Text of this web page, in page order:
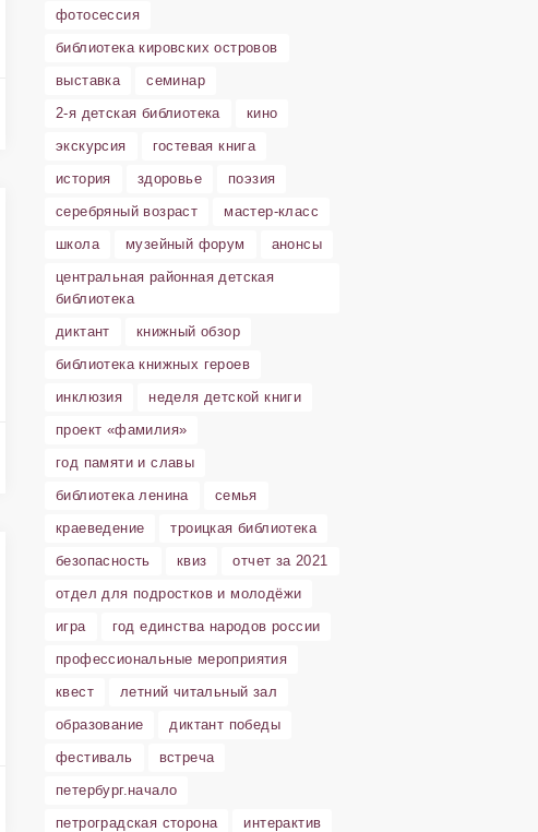
фотосессия
библиотека кировских островов
выставка
семинар
2-я детская библиотека
кино
экскурсия
гостевая книга
история
здоровье
поэзия
серебряный возраст
мастер-класс
школа
музейный форум
анонсы
центральная районная детская
библиотека
диктант
книжный обзор
библиотека книжных героев
инклюзия
неделя детской книги
проект «фамилия»
год памяти и славы
библиотека ленина
семья
краеведение
троицкая библиотека
безопасность
квиз
отчет за 2021
отдел для подростков и молодёжи
игра
год единства народов россии
профессиональные мероприятия
квест
летний читальный зал
образование
диктант победы
фестиваль
встреча
петербург.начало
петроградская сторона
интерактив